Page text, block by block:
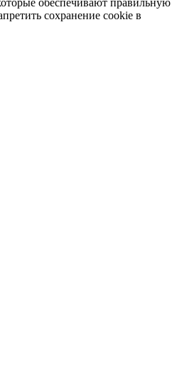
сохранение cookie в